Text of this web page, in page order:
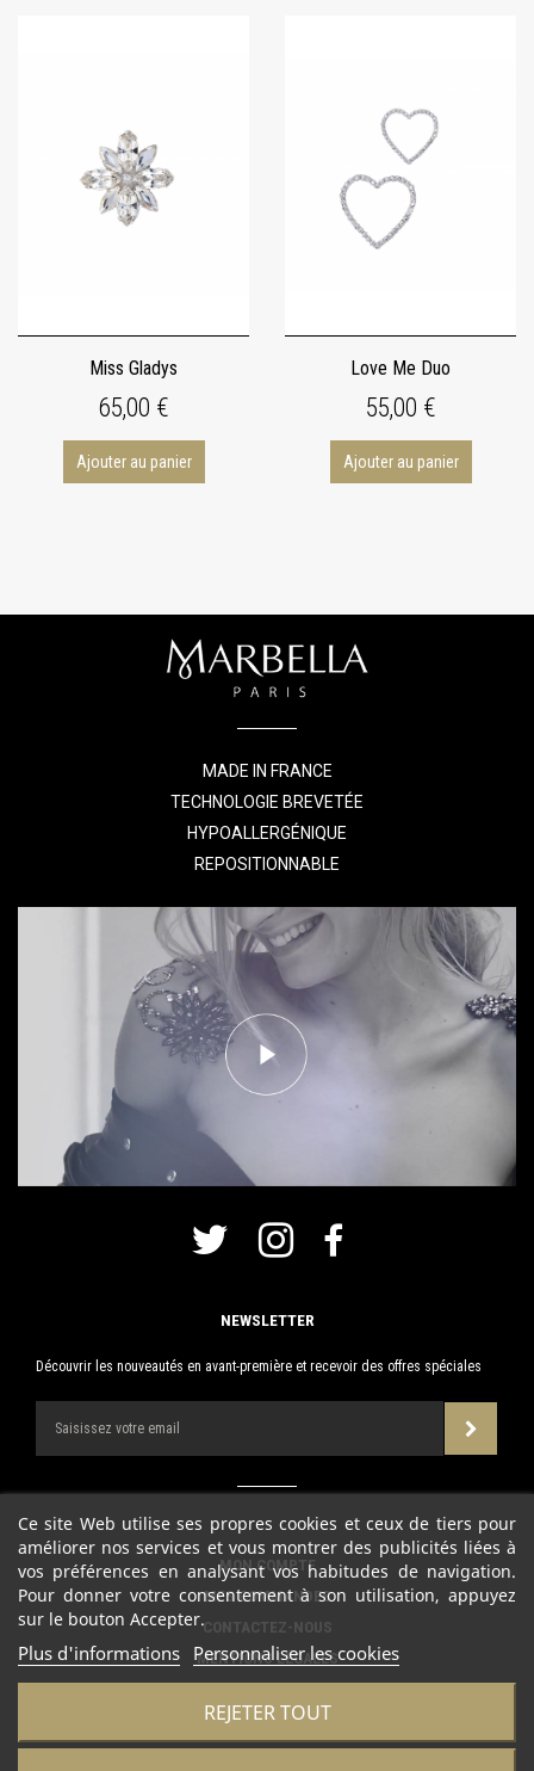
Miss Gladys
65,00 €
Ajouter au panier
Love Me Duo
55,00 €
Ajouter au panier
MADE IN FRANCE
TECHNOLOGIE BREVETÉE
HYPOALLERGÉNIQUE
REPOSITIONNABLE
Ce site Web utilise ses propres cookies et ceux de tiers pour
améliorer nos services et vous montrer des publicités liées à
vos préférences en analysant vos habitudes de navigation.
Pour donner votre consentement à son utilisation, appuyez
sur le bouton Accepter.
Plus d'informations Personnaliser les cookies
REJETER TOUT
NEWSLETTER
Découvrir les nouveautés en avant-première et recevoir des offres spéciales
MON COMPTE
MES COMMANDES
CONTACTEZ-NOUS
MENTIONS LÉGALES
CONDITIONS D'UTILISATION
POLITIQUE DE CONFIDENTIALITÉ